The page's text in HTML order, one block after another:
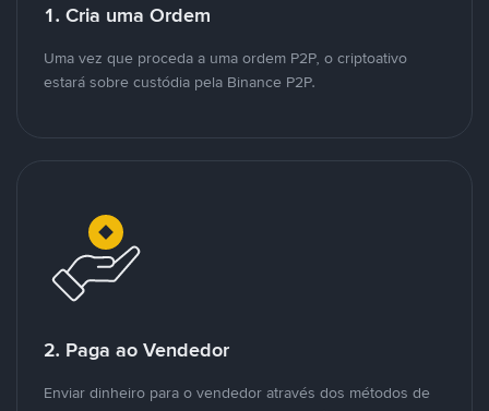
1. Cria uma Ordem
Uma vez que proceda a uma ordem P2P, o criptoativo
estará sobre custódia pela Binance P2P.
2. Paga ao Vendedor
Enviar dinheiro para o vendedor através dos métodos de